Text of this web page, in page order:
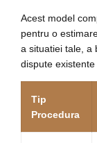
Acest model
pentru o
a situatiei tale, a
dispute existente
Tip
Procedura